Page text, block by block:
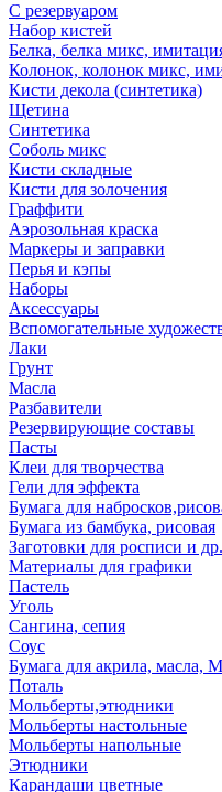
С резервуаром
Набор кистей
Белка, белка микс,
Колонок, колонок микс,
Кисти декола (синтетика)
Щетина
Синтетика
Соболь микс
Кисти складные
Кисти для золочения
Граффити
Аэрозольная краска
Маркеры и заправки
Перья и кэпы
Наборы
Аксессуары
Вспомогательные
Лаки
Грунт
Масла
Разбавители
Резервирующие составы
Пасты
Клеи для творчества
Гели для эффекта
Бумага для
Бумага из бамбука, рисовая
Заготовки для росписи и
Материалы для графики
Пастель
Уголь
Сангина, сепия
Соус
Бумага для акрила, масла,
Поталь
Мольберты,этюдники
Мольберты настольные
Мольберты напольные
Этюдники
Карандаши цветные